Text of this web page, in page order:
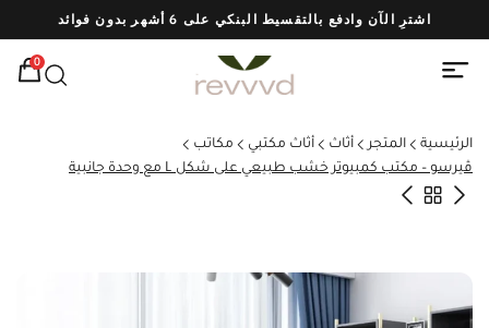
اشترِ الآن وادفع بالتقسيط البنكي على 6 أشهر بدون فوائد
0
الرئيسية المتجر أثاث أثاث مكتبي
مكاتب
ڤيرسو – مكتب كمبيوتر خشب طبيعي على شكل L مع وحدة جانبية